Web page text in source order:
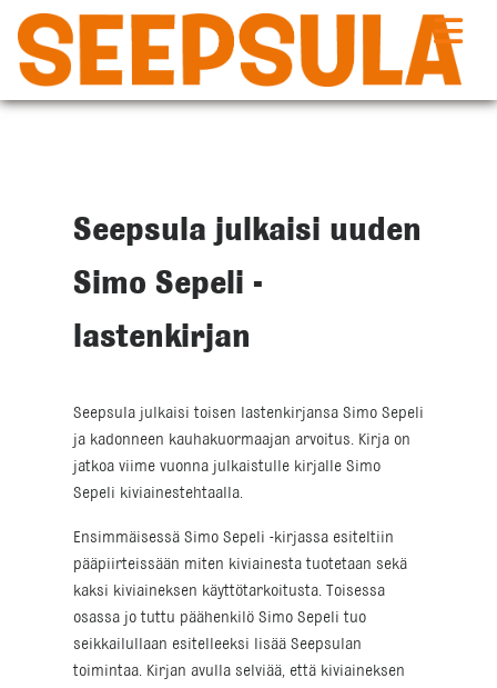
Siirry
sisältöön
Seepsula julkaisi uuden
Simo Sepeli -
lastenkirjan
Seepsula julkaisi toisen lastenkirjansa Simo Sepeli
ja kadonneen kauhakuormaajan arvoitus. Kirja on
jatkoa viime vuonna julkaistulle kirjalle Simo
Sepeli kiviainestehtaalla.
Ensimmäisessä Simo Sepeli -kirjassa esiteltiin
pääpiirteissään miten kiviainesta tuotetaan sekä
kaksi kiviaineksen käyttötarkoitusta. Toisessa
osassa jo tuttu päähenkilö Simo Sepeli tuo
seikkailullaan esitelleeksi lisää Seepsulan
toimintaa. Kirjan avulla selviää, että kiviaineksen